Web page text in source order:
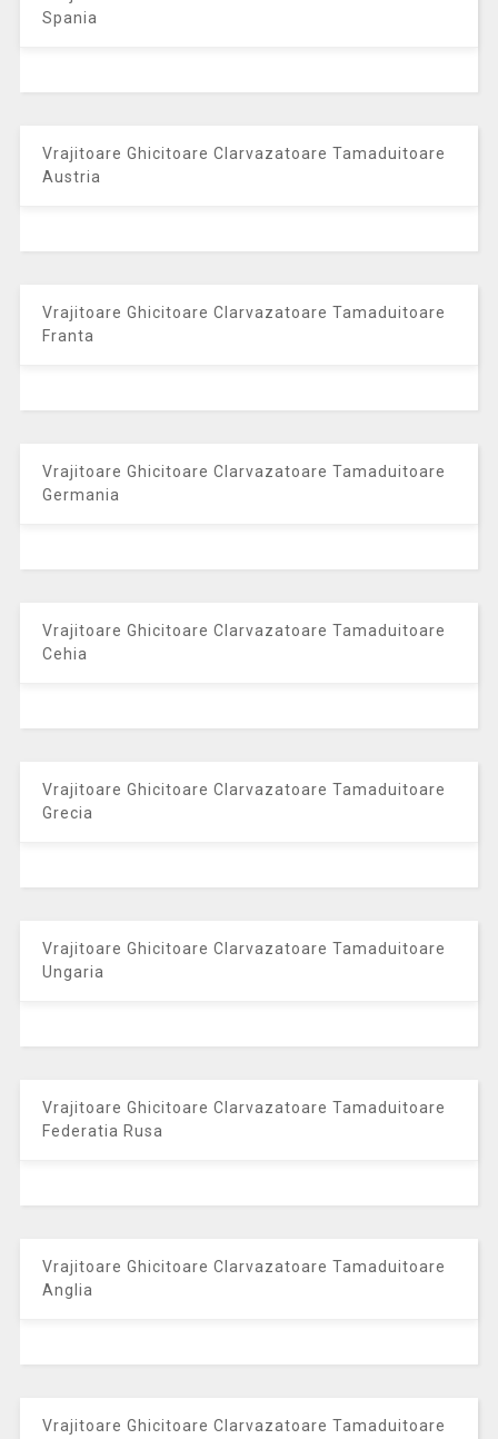
Spania
Vrajitoare Ghicitoare Clarvazatoare Tamaduitoare
Austria
Vrajitoare Ghicitoare Clarvazatoare Tamaduitoare
Franta
Vrajitoare Ghicitoare Clarvazatoare Tamaduitoare
Germania
Vrajitoare Ghicitoare Clarvazatoare Tamaduitoare
Cehia
Vrajitoare Ghicitoare Clarvazatoare Tamaduitoare
Grecia
Vrajitoare Ghicitoare Clarvazatoare Tamaduitoare
Ungaria
Vrajitoare Ghicitoare Clarvazatoare Tamaduitoare
Federatia Rusa
Vrajitoare Ghicitoare Clarvazatoare Tamaduitoare
Anglia
Vrajitoare Ghicitoare Clarvazatoare Tamaduitoare